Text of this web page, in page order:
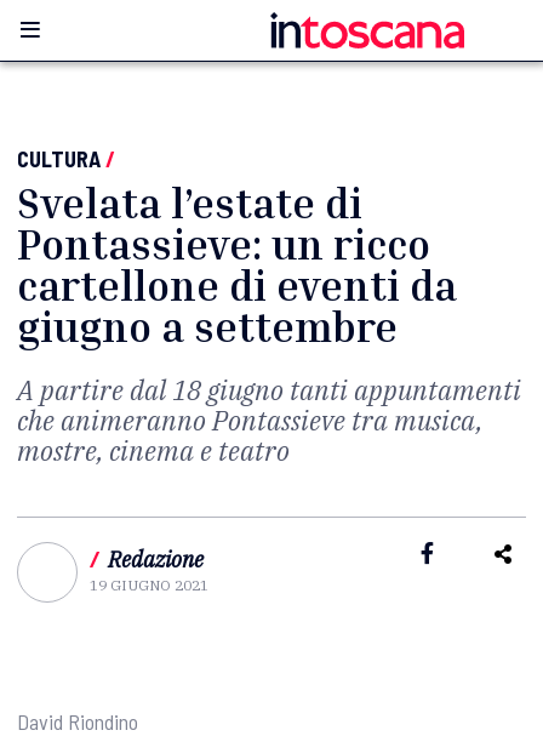
CULTURA/
Svelata l’estate di
Pontassieve: un ricco
cartellone di eventi da
giugno a settembre
A partire dal 18 giugno tanti appuntamenti
che animeranno Pontassieve tra musica,
mostre, cinema e teatro
/ Redazione
19 GIUGNO 2021
David Riondino